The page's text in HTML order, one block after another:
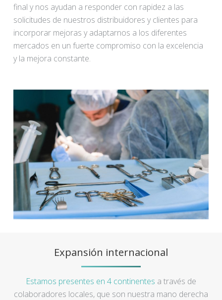
final y nos ayudan a responder con rapidez a las
solicitudes de nuestros distribuidores y clientes para
incorporar mejoras y adaptarnos a los diferentes
mercados en un fuerte compromiso con la excelencia
y la mejora constante.
Expansión internacional
Estamos presentes en 4 continentes a través de
colaboradores locales, que son nuestra mano derecha